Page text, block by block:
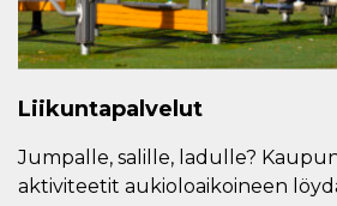
Liikuntapalvelut
Jumpalle, salille, ladulle?
aktiviteetit aukioloaikoineen